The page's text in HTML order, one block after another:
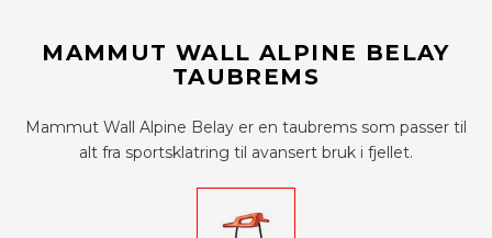
MAMMUT WALL ALPINE BELAY
TAUBREMS
Mammut Wall Alpine Belay er en taubrems som passer til
alt fra sportsklatring til avansert bruk i fjellet.